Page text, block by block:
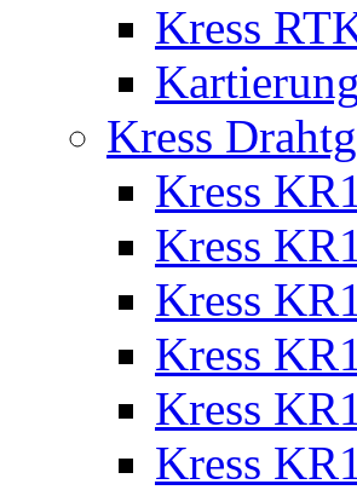
Kress
Kress
Kress
Kress
Kress
Kress
Kress
Kress